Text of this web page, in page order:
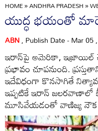
HOME»ANDHRA PRADESH»
యుద్ధ భయంతో
ABN, Publish Date - Mar 05
ఇరాన్‌పై అమెరికా, ఇజ్రాయిల్‌
ప్రభావం చూపనుంది.
ఇదేవిధంగా కొనసాగితే
ఇప్పటికే ఇరాన్‌ జలరవాణాలో
మూసివేయడంతో వాణిజ్య